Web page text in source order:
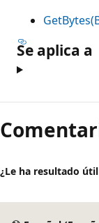
Se aplica a
Modo
de
lectura
¿Le ha resultado